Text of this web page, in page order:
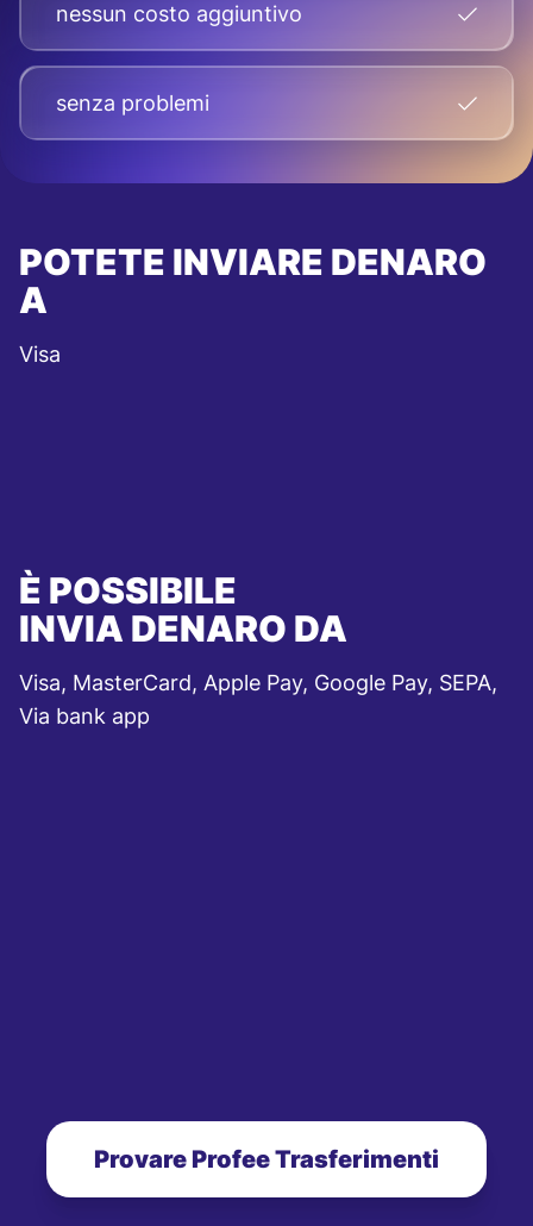
nessun costo aggiuntivo
senza problemi
POTETE INVIARE DENARO
A
Visa
È POSSIBILE
INVIA DENARO DA
Visa, MasterCard, Apple Pay, Google Pay, SEPA,
Via bank app
Provare Profee Trasferimenti